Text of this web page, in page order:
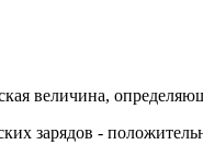
величина,
зарядов -